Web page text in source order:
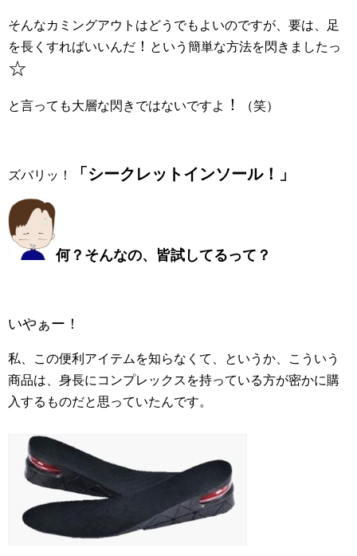
そんなカミングアウトはどうでもよいのですが、要は、足
を長くすればいいんだ ！ という簡単な方法を閃きましたっ
☆
と言っても大層な閃きではないですよ ！ （笑）
ズバリッ！ 「シークレットインソール！」
何？そんなの、皆試してるって？
いやぁー！
私、この便利アイテムを知らなくて、というか、こういう
商品は、身長にコンプレックスを持っている方が密かに購
入するものだと思っていたんです。